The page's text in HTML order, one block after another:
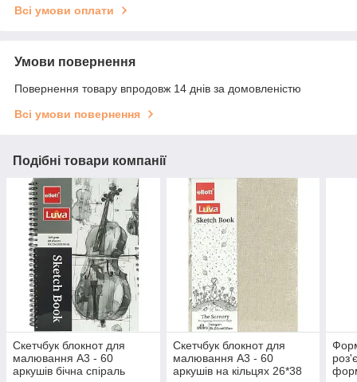
Всі умови оплати
Умови повернення
Повернення товару впродовж 14 днів за домовленістю
Всі умови повернення
Подібні товари компанії
Скетчбук блокнот для
малювання А3 - 60
аркушів бічна спіраль
Скетчбук блокнот для
малювання А3 - 60
аркушів на кільцях 26*38